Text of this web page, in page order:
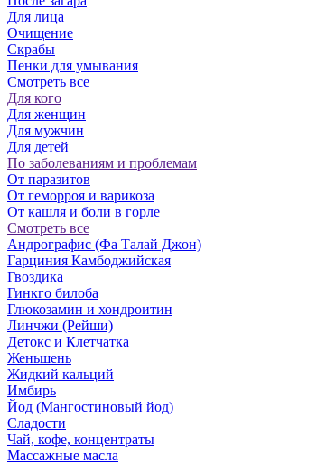
Для лица
Очищение
Скрабы
Пенки для умывания
Смотреть все
Для кого
Для женщин
Для мужчин
Для детей
По заболеваниям и проблемам
От паразитов
Oт геморроя и варикоза
От кашля и боли в горле
Смотреть все
Андрографис (Фа Талай Джон)
Гарциния Камбоджийская
Гвоздика
Гинкго билоба
Глюкозамин и хондроитин
Линчжи (Рейши)
Детокс и Клетчатка
Женьшень
Жидкий кальций
Имбирь
Йод (Мангостиновый йод)
Сладости
Чай, кофе, концентраты
Массажные масла